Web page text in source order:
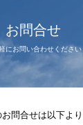
お問合せ
にお問い合わせください
問合せは以下より